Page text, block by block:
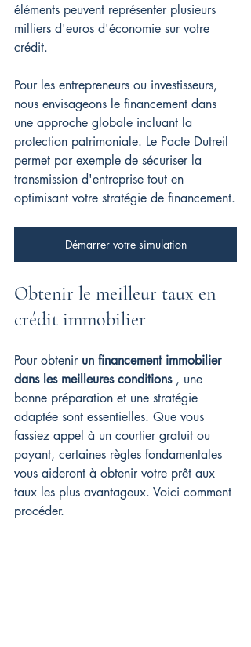
éléments peuvent représenter plusieurs
milliers d'euros d'économie sur votre
crédit.
Pour les entrepreneurs ou investisseurs,
nous envisageons le financement dans
une approche globale incluant la
protection patrimoniale. Le Pacte Dutreil
permet par exemple de sécuriser la
transmission d'entreprise tout en
optimisant votre stratégie de financement.
Démarrer votre simulation
Obtenir le meilleur taux en
crédit immobilier
Pour obtenir un financement immobilier
dans les meilleures conditions , une
bonne préparation et une stratégie
adaptée sont essentielles. Que vous
fassiez appel à un courtier gratuit ou
payant, certaines règles fondamentales
vous aideront à obtenir votre prêt aux
taux les plus avantageux. Voici comment
procéder.